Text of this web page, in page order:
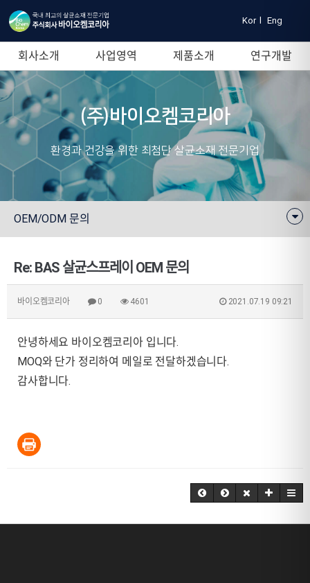
KorlEng
회사소개 사업영역 제품소개 연구개발
(주)바이오켐코리아
환경과 건강을 위한 최첨단 살균소재 전문기업
OEM/ODM 문의
Re: BAS 살균스프레이 OEM 문의
바이오켐코리아 0 4601 2021.07.19 09:21
안녕하세요 바이오켐코리아 입니다.
MOQ와 단가 정리하여 메일로 전달하겠습니다.
감사합니다.